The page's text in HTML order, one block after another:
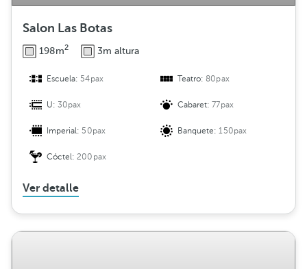
Salon Las Botas
198m2 3m altura
Escuela: 54pax Teatro:80pax
U:30pax Cabaret:77pax
Imperial: 50pax Banquete:150pax
Cóctel:200pax
Ver detalle